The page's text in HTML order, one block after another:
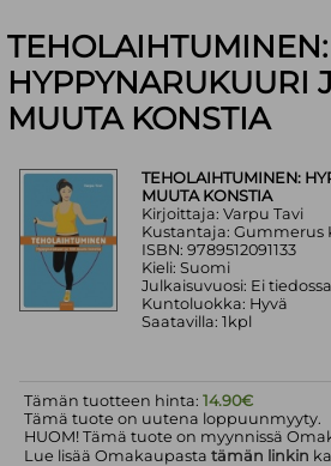
TEHOLAIHTUMINEN:
HYPPYNARUKUURI
MUUTA KONSTIA
TEHOLAIHTUMINEN:
MUUTA KONSTIA
Kirjoittaja: Varpu Tavi
Kustantaja: Gummerus
ISBN: 9789512091133
Kieli: Suomi
Julkaisuvuosi: Ei tiedossa
Kuntoluokka: Hyvä
Saatavilla: 1kpl
Tämän tuotteen hinta:14.90€
Tämä tuote on uutena loppuunmyyty.
HUOM! Tämä tuote on myynnissä
Lue lisää Omakaupastatämän linkin